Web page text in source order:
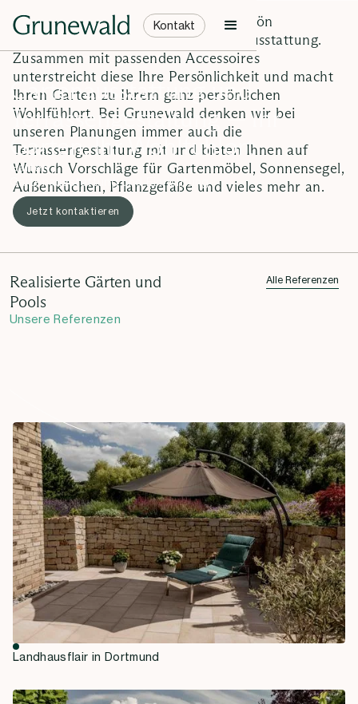
Kontakt
Gartenausstattung und
Terrassengestaltung — Ihr
Garten, Ihr Wohlfühlort
Garten /
Gartenausstattung und Einrichtung
Details
Die perfekte Ergänzung zu einem schön
gestalteten Garten ist eine stilvolle Ausstattung.
Zusammen mit passenden Accessoires
unterstreicht diese Ihre Persönlichkeit und macht
Ihren Garten zu Ihrem ganz persönlichen
Wohlfühlort. Bei Grunewald denken wir bei
unseren Planungen immer auch die
Terrassengestaltung mit und bieten Ihnen auf
Wunsch Vorschläge für Gartenmöbel, Sonnensegel,
Außenküchen, Pflanzgefäße und vieles mehr an.
Jetzt kontaktieren
Realisierte Gärten und
Pools
Unsere Referenzen
Alle Referenzen
Landhausflair in Dortmund